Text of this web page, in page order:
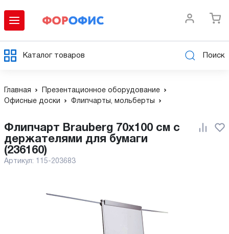
Каталог товаров Поиск
Главная
Презентационное оборудование
Офисные доски
Флипчарты, мольберты
Флипчарт Brauberg 70x100 см с
держателями для бумаги
(236160)
Артикул: 115-203683